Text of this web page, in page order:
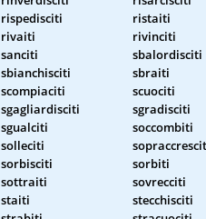
rispedisciti
ristaiti
rivaiti
rivinciti
sanciti
sbalordisciti
sbianchisciti
sbraiti
scompiaciti
scuociti
sgagliardisciti
sgradisciti
sgualciti
soccombiti
solleciti
sorbisciti
sorbiti
sottraiti
sovrecciti
staiti
stecchisciti